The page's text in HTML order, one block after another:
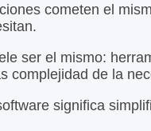
cometen el
ser el mismo:
complejidad de la
significa